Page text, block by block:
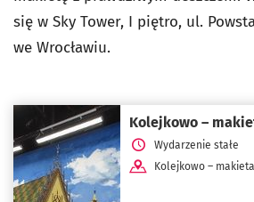
się w Sky Tower, I piętro, ul.
we Wrocławiu.
Kolejkowo –
Wydarzenie stałe
Kolejkowo –